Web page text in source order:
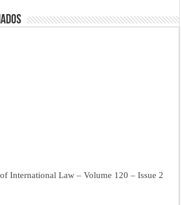
International Law – Volume 120 – Issue 2